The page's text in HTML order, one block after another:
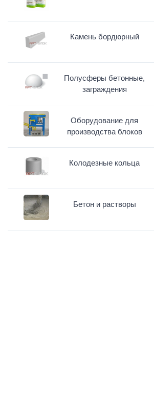
Камень бордюрный
Полусферы бетонные,
заграждения
Оборудование для
производства блоков
Колодезные кольца
Бетон и растворы